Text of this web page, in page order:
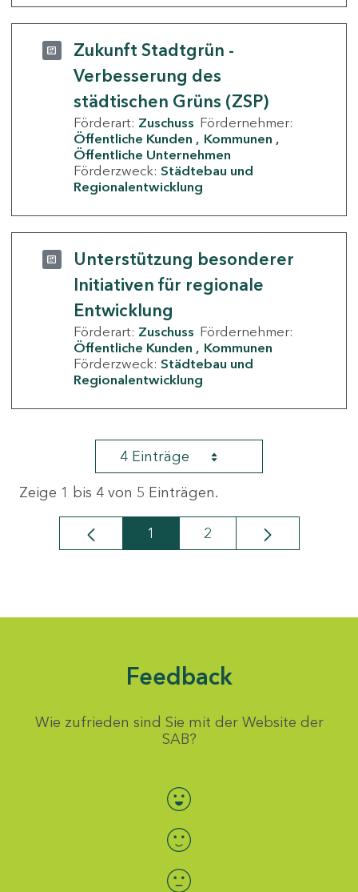
Zukunft Stadtgrün -
Verbesserung des
städtischen Grüns (ZSP)
Förderart: Zuschuss Fördernehmer:
Öffentliche Kunden
Kommunen
Öffentliche Unternehmen
Förderzweck: Städtebau und
Regionalentwicklung
Unterstützung besonderer
Initiativen für regionale
Entwicklung
Förderart: Zuschuss Fördernehmer:
Öffentliche Kunden
Kommunen
Förderzweck: Städtebau und
Regionalentwicklung
4 Einträge
Zeige 1 bis 4 von 5 Einträgen.
Seite
1 Seite
2
Feedback
Wie zufrieden sind Sie mit der Website der
SAB?
Bewertung auswählen